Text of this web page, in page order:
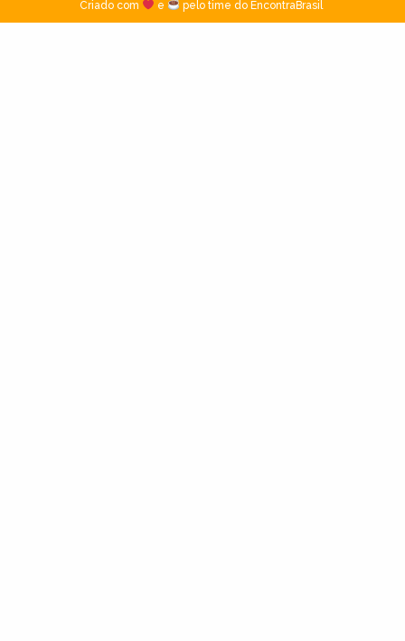
Criado com
e pelo time do EncontraBrasil